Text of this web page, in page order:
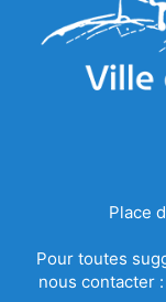
Place
Pour toutes
nous contacter :